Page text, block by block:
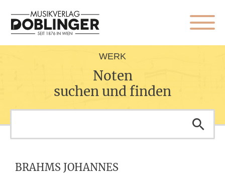
WERK
Noten
suchen und finden
BRAHMS JOHANNES